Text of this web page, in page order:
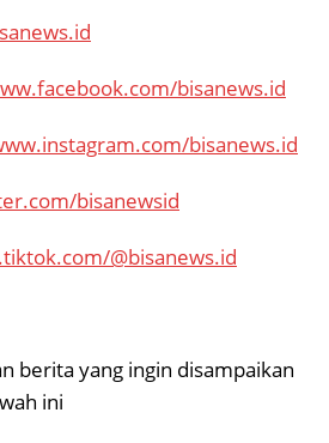
bisanews.id
bisanews.id
bisanewsid
@bisanews.id
berita yang ingin disampaikan
ini